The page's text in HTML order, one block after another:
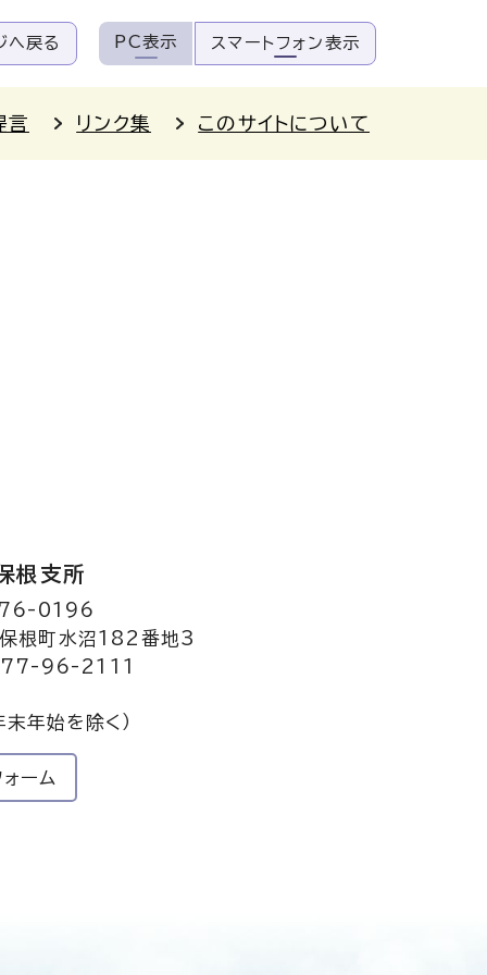
へ戻る PC表示 スマートフォン表示
言 リンク集 このサイトについて
根支所
0196
根町水沼182番地3
96-2111
末年始を除く）
ーム